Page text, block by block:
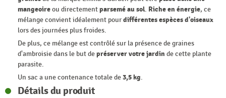
mangeoireou directementparsemé au sol. Riche en énergie, ce
mélange convient idéalement pourdifférentes espèces d'oiseaux
lors des journées plus froides.
De plus, ce mélange est contrôlé sur la présence de graines
d'ambroisie dans le but depréserver votre jardin de cette plante
parasite.
Un sac a une contenance totale de3,5 kg.
Détails du produit